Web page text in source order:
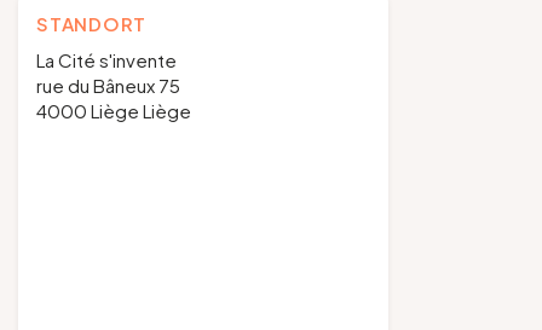
STANDORT
La Cité s'invente
rue du Bâneux 75
4000 Liège Liège